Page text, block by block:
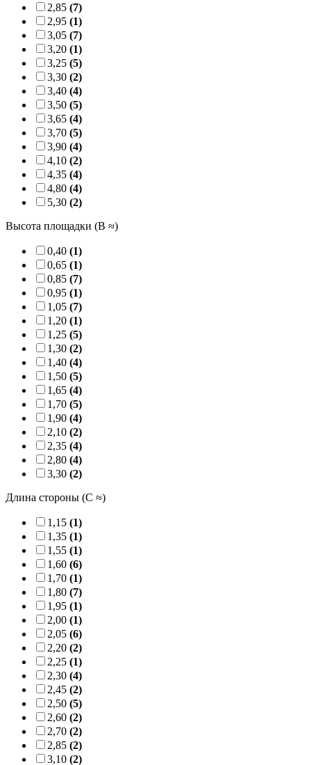
2,85 (7)
2,95 (1)
3,05 (7)
3,20 (1)
3,25 (5)
3,30 (2)
3,40 (4)
3,50 (5)
3,65 (4)
3,70 (5)
3,90 (4)
4,10 (2)
4,35 (4)
4,80 (4)
5,30 (2)
Высота площадки (B ≈)
0,40 (1)
0,65 (1)
0,85 (7)
0,95 (1)
1,05 (7)
1,20 (1)
1,25 (5)
1,30 (2)
1,40 (4)
1,50 (5)
1,65 (4)
1,70 (5)
1,90 (4)
2,10 (2)
2,35 (4)
2,80 (4)
3,30 (2)
Длина стороны (C ≈)
1,15 (1)
1,35 (1)
1,55 (1)
1,60 (6)
1,70 (1)
1,80 (7)
1,95 (1)
2,00 (1)
2,05 (6)
2,20 (2)
2,25 (1)
2,30 (4)
2,45 (2)
2,50 (5)
2,60 (2)
2,70 (2)
2,85 (2)
3,10 (2)